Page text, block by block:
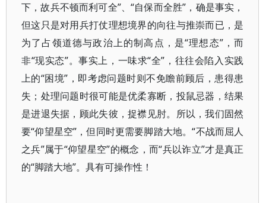
下，故兵不顿而利可全”、“自保而全胜”，确是事实，
但这只是对用兵打仗理想境界的向往与推崇而已，是
为了占领道德与政治上的制高点，是“理想态”，而
非“现实态”。事实上，一味求“全”，往往会陷入实践
上的“困境”，即考虑问题时则不免瞻前顾后，患得患
失；处理问题时很可能是优柔寡断，投鼠忌器，结果
是进退失据，顾此失彼，捉襟见肘。所以，我们固然
要“仰望星空”，但同时更需要脚踏大地。“不战而屈人
之兵”属于“仰望星空”的概念，而“兵以诈立”才是真正
的“脚踏大地”。具有可操作性！